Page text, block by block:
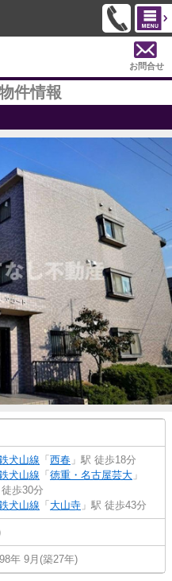
お問合せ
件情報
犬山線 「 西春 」駅 徒歩18分
犬山線 「 徳重・名古屋芸大 」
歩30分
犬山線 「 大山寺 」駅 徒歩43分
年 9月(築27年)